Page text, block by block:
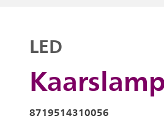
LED
8719514310056